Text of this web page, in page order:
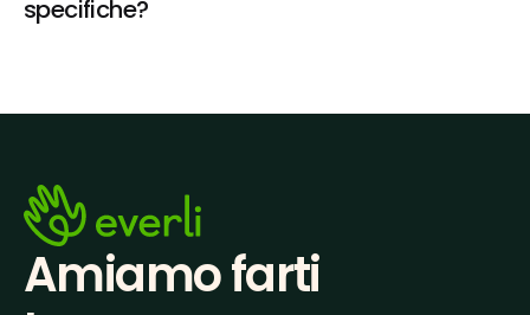
specifiche?
Amiamo farti